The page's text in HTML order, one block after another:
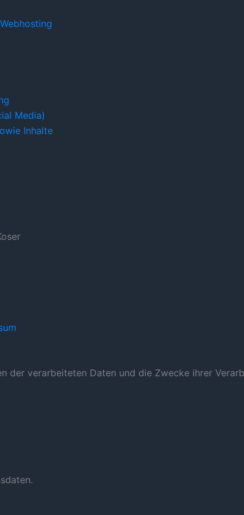
Media)
Inhalte
der verarbeiteten Daten und die Zwecke ihrer